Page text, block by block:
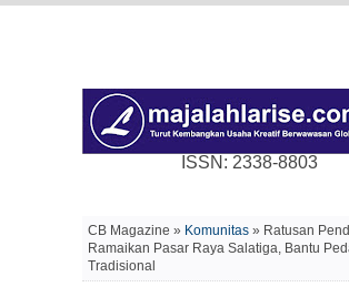
ISSN: 2338-8803
CB Magazine » Komunitas » Ratusan
Ramaikan Pasar Raya Salatiga, Bantu
Tradisional